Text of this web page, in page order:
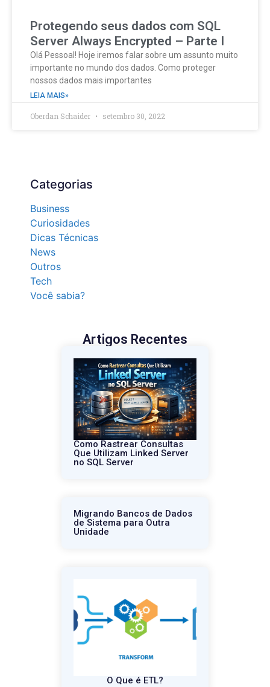
Protegendo seus dados com SQL
Server Always Encrypted – Parte I
Olá Pessoal! Hoje iremos falar sobre um assunto muito
importante no mundo dos dados. Como proteger
nossos dados mais importantes
LEIA MAIS»
Oberdan Schaider setembro 30, 2022
Categorias
Business
Curiosidades
Dicas Técnicas
News
Outros
Tech
Você sabia?
Artigos Recentes
Como Rastrear Consultas
Que Utilizam Linked Server
no SQL Server
Migrando Bancos de Dados
de Sistema para Outra
Unidade
O Que é ETL?